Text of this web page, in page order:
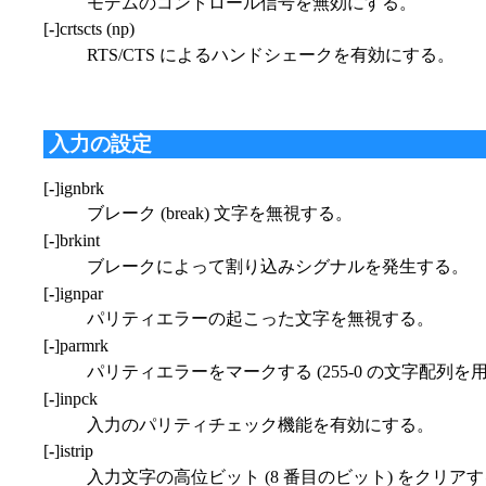
[-]crtscts (np)
RTS/CTS によるハンドシェークを有効にする。
入力の設定
[-]ignbrk
ブレーク (break) 文字を無視する。
[-]brkint
ブレークによって割り込みシグナルを発生する。
[-]ignpar
パリティエラーの起こった文字を無視する。
[-]parmrk
パリティエラーをマークする (255-0 の文字配列を用
[-]inpck
入力のパリティチェック機能を有効にする。
[-]istrip
入力文字の高位ビット (8 番目のビット) をクリアす